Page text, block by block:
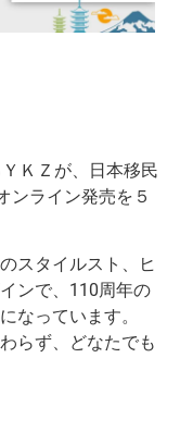
ＫＺが、日本移民
ンライン発売を５
スタイルスト、ヒ
ンで、110周年の
なっています。
らず、どなたでも